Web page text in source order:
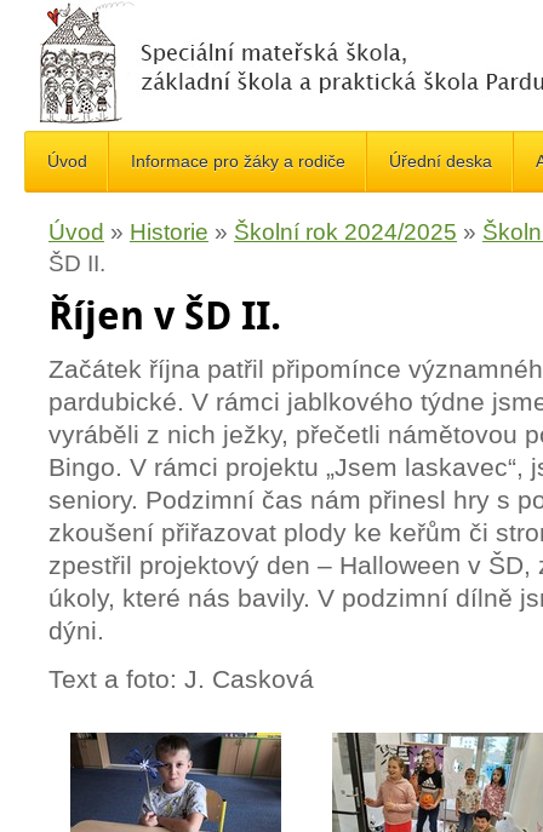
Úvod Informace pro žáky a rodiče Úřední deska
Úvod » Historie » Školní rok 2024/2025 »
ŠD II.
Říjen v ŠD II.
Začátek října patřil připomínce
pardubické. V rámci jablkového týdne
vyráběli z nich ježky, přečetli námětovou
Bingo. V rámci projektu „Jsem laskavec“,
seniory. Podzimní čas nám přinesl hry s
zkoušení přiřazovat plody ke keřům či
zpestřil projektový den – Halloween v
úkoly, které nás bavily. V podzimní dílně
dýni.
Text a foto: J. Casková